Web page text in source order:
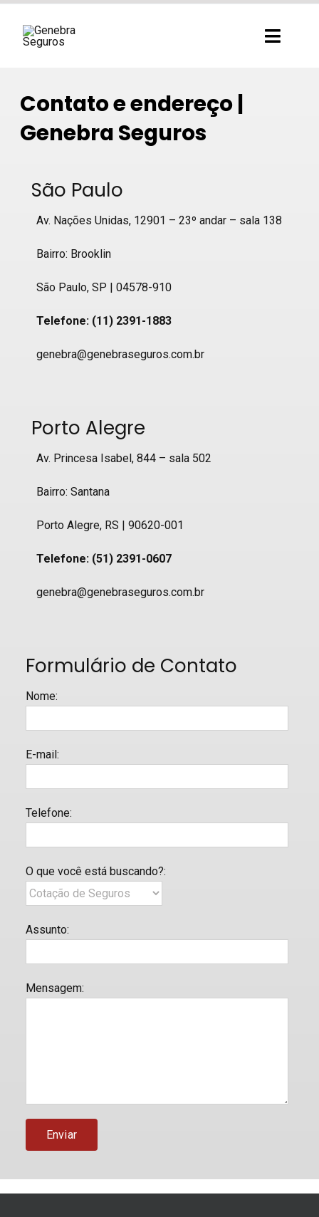
Contato e endereço |
Genebra Seguros
São Paulo
Av. Nações Unidas, 12901 – 23º andar – sala 138
Bairro: Brooklin
São Paulo, SP | 04578-910
Telefone: (11) 2391-1883
genebra@genebraseguros.com.br
Porto Alegre
Av. Princesa Isabel, 844 – sala 502
Bairro: Santana
Porto Alegre, RS | 90620-001
Telefone: (51) 2391-0607
genebra@genebraseguros.com.br
Formulário de Contato
Nome:
E-mail:
Telefone:
O que você está buscando?:
Assunto:
Mensagem: